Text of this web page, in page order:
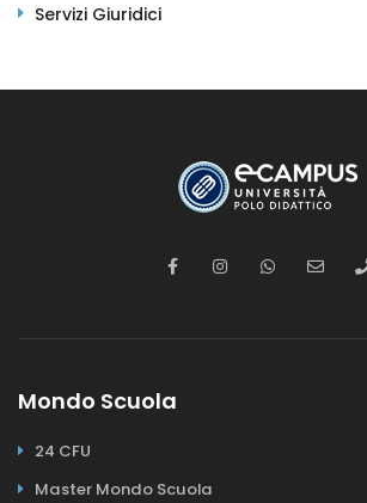
Servizi Giuridici
Mondo Scuola
24 CFU
Master Mondo Scuola